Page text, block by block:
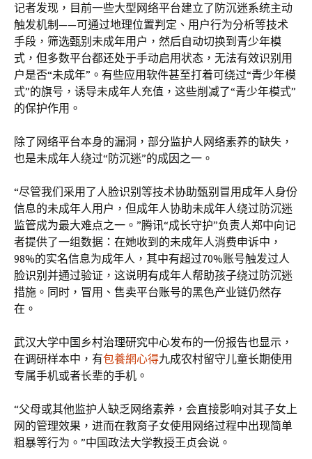
记者发现，目前一些大型网络平台建立了防沉迷系统主动
触发机制——可通过地理位置判定、用户行为分析等技术
手段，筛选甄别未成年用户，然后自动切换到青少年模
式，但多数平台都还处于手动启用状态，无法有效识别用
户是否“未成年”。有些应用软件甚至打着可绕过“青少年模
式”的旗号，诱导未成年人充值，这些削减了“青少年模式”
的保护作用。
除了网络平台本身的漏洞，部分监护人网络素养的缺失，
也是未成年人绕过“防沉迷”的成因之一。
“尽管我们采用了人脸识别等技术协助甄别冒用成年人身份
信息的未成年人用户，但成年人协助未成年人绕过防沉迷
监管成为最大难点之一。”腾讯“成长守护”负责人郑中向记
者提供了一组数据：在她收到的未成年人消费申诉中，
98%的实名信息为成年人，其中有超过70%账号触发过人
脸识别并通过验证，这说明有成年人帮助孩子绕过防沉迷
措施。同时，冒用、售卖平台账号的黑色产业链仍然存
在。
武汉大学中国乡村治理研究中心发布的一份报告也显示，
在调研样本中，有包養網心得九成农村留守儿童长期使用
专属手机或者长辈的手机。
“父母或其他监护人缺乏网络素养，会直接影响对其子女上
网的管理效果，进而在教育子女使用网络过程中出现简单
粗暴等行为。”中国政法大学教授王贞会说。